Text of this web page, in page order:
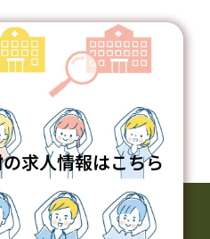
求人情報はこちら